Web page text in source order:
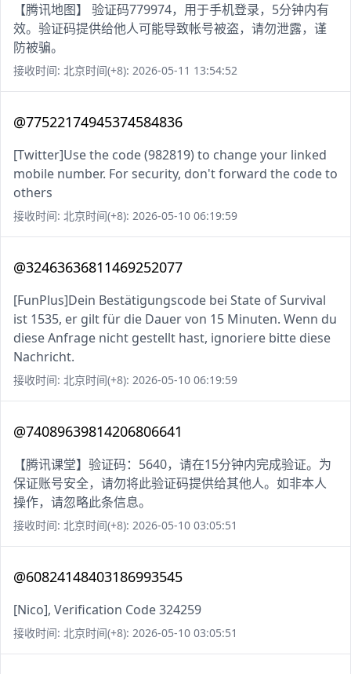
【腾讯地图】 验证码779974，用于手机登录，5分钟内有
效。验证码提供给他人可能导致帐号被盗，请勿泄露，谨
防被骗。
接收时间: 北京时间(+8): 2026-05-11 13:54:52
@77522174945374584836
[Twitter]Use the code (982819) to change your linked
mobile number. For security, don't forward the code to
others
接收时间: 北京时间(+8): 2026-05-10 06:19:59
@32463636811469252077
[FunPlus]Dein Bestätigungscode bei State of Survival
ist 1535, er gilt für die Dauer von 15 Minuten. Wenn du
diese Anfrage nicht gestellt hast, ignoriere bitte diese
Nachricht.
接收时间: 北京时间(+8): 2026-05-10 06:19:59
@74089639814206806641
【腾讯课堂】验证码：5640，请在15分钟内完成验证。为
保证账号安全，请勿将此验证码提供给其他人。如非本人
操作，请忽略此条信息。
接收时间: 北京时间(+8): 2026-05-10 03:05:51
@60824148403186993545
[Nico], Verification Code 324259
接收时间: 北京时间(+8): 2026-05-10 03:05:51